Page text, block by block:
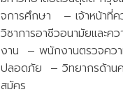
จการศึกษา – เจ้าหน้าที่ค
วิชาการอาชีวอนามัยและ
งาน – พนักงานตรวจคว
ปลอดภัย – วิทยากรด้าน
สมัคร